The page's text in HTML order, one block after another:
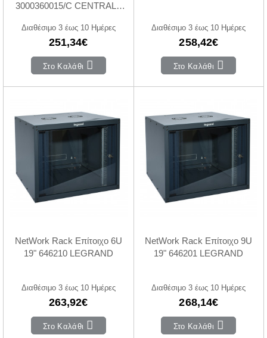
3000360015/C CENTRAL -
Διαθέσιμο 3 έως 10 Ημέρες
251,34€
Στο Καλάθι
Διαθέσιμο 3 έως 10 Ημέρες
258,42€
Στο Καλάθι
NetWork Rack Επίτοιχο 6U
19" 646210 LEGRAND
Διαθέσιμο 3 έως 10 Ημέρες
263,92€
Στο Καλάθι
NetWork Rack Επίτοιχο 9U
19" 646201 LEGRAND
Διαθέσιμο 3 έως 10 Ημέρες
268,14€
Στο Καλάθι